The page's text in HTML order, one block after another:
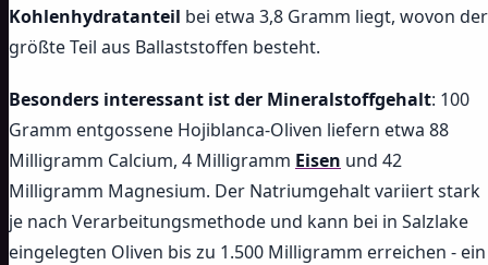
Kohlenhydratanteil bei etwa 3,8 Gramm liegt, wovon der
größte Teil aus Ballaststoffen besteht.
Besonders interessant ist der Mineralstoffgehalt: 100
Gramm entgossene Hojiblanca-Oliven liefern etwa 88
Milligramm Calcium, 4 Milligramm Eisen und 42
Milligramm Magnesium. Der Natriumgehalt variiert stark
je nach Verarbeitungsmethode und kann bei in Salzlake
eingelegten Oliven bis zu 1.500 Milligramm erreichen - ein